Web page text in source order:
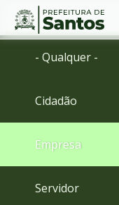
Ir
Ir
menu
Conteúdo
- Qualquer -
Cidadão
Empresa
Servidor